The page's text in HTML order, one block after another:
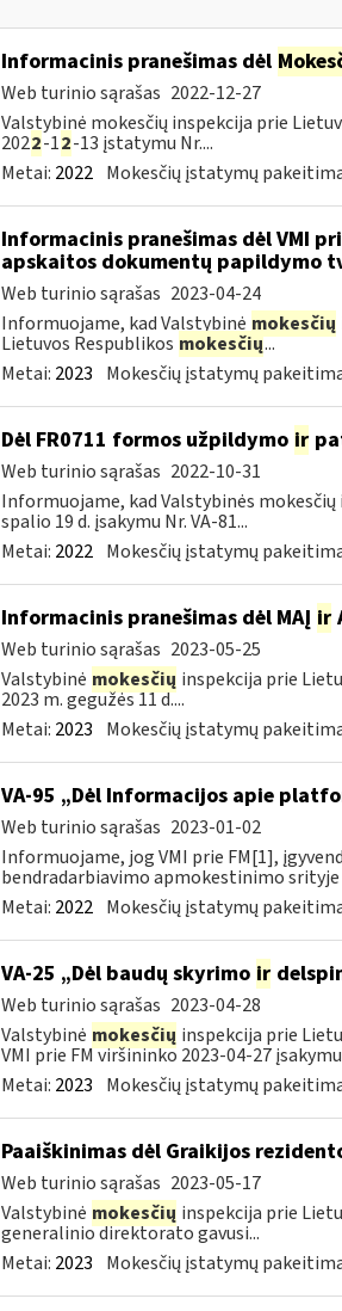
Informacinis pranešimas dėl
Web turinio sąrašas 2022-12-27
Valstybinė mokesčių inspekcija prie
2022-12-13 įstatymu Nr....
Metai: 2022 Mokesčių įstatymų
Informacinis pranešimas dėl VMI
apskaitos dokumentų papildymo
Web turinio sąrašas 2023-04-24
Informuojame, kad Valstybinė mokesčių
Lietuvos Respublikos mokesčių...
Metai: 2023 Mokesčių įstatymų
Dėl FR0711 formos užpildymo ir
Web turinio sąrašas 2022-10-31
Informuojame, kad Valstybinės mokesčių
spalio 19 d. įsakymu Nr. VA-81...
Metai: 2022 Mokesčių įstatymų
Informacinis pranešimas dėl MAĮ ir
Web turinio sąrašas 2023-05-25
Valstybinė mokesčių inspekcija prie
2023 m. gegužės 11 d....
Metai: 2023 Mokesčių įstatymų
VA-95 „Dėl Informacijos apie
Web turinio sąrašas 2023-01-02
Informuojame, jog VMI prie FM[1],
bendradarbiavimo apmokestinimo srityje
Metai: 2022 Mokesčių įstatymų
VA-25 „Dėl baudų skyrimo ir
Web turinio sąrašas 2023-04-28
Valstybinė mokesčių inspekcija prie
VMI prie FM viršininko 2023-04-27 įsakymu
Metai: 2023 Mokesčių įstatymų
Paaiškinimas dėl Graikijos
Web turinio sąrašas 2023-05-17
Valstybinė mokesčių inspekcija prie
generalinio direktorato gavusi...
Metai: 2023 Mokesčių įstatymų